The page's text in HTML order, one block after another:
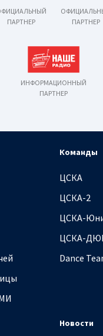
ПАРТНЕР
ПАРТНЕР
ИНФОРМАЦИОННЫЙ
ПАРТНЕР
Команды
ЦСКА
ЦСКА-2
ЦСКА-
ЦСКА-
Dance
Новости